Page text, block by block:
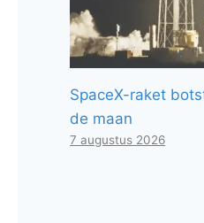
SpaceX-raket
de maan
7 augustus 2026